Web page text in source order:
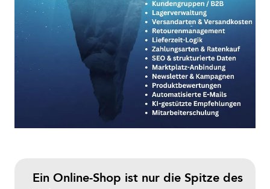
Ein Online-Shop ist nur die Spitze des